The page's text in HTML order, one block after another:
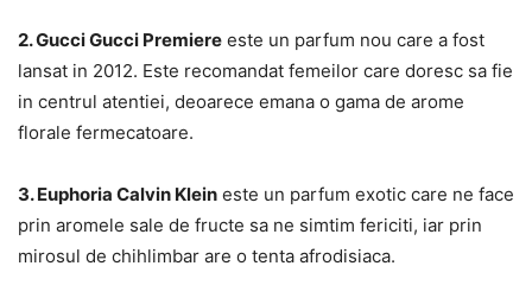
2. Gucci Gucci Premiere este un parfum nou care a fost
lansat in 2012. Este recomandat femeilor care doresc sa fie
in centrul atentiei, deoarece emana o gama de arome
florale fermecatoare.
3. Euphoria Calvin Klein este un parfum exotic care ne face
prin aromele sale de fructe sa ne simtim fericiti, iar prin
mirosul de chihlimbar are o tenta afrodisiaca.